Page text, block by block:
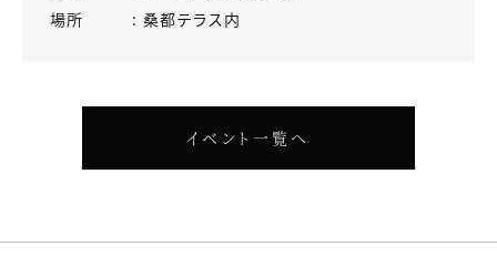
場所
桑都テラス内
イベント一覧へ